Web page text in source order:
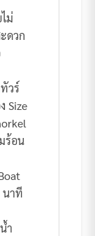
ม่
ดวก
วร์
Size
ร้อน
นาที
ำ